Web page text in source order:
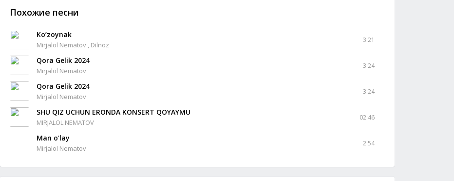
Похожие песни
Ko’zoynak
Mirjalol Nematov , Dilnoz
3:21
Qora Gelik 2024
Mirjalol Nematov
3:24
Qora Gelik 2024
Mirjalol Nematov
3:24
SHU QIZ UCHUN ERONDA KONSERT QOYAYMU
MIRJALOL NEMATOV
02:46
Man o'lay
Mirjalol Nematov
2:54